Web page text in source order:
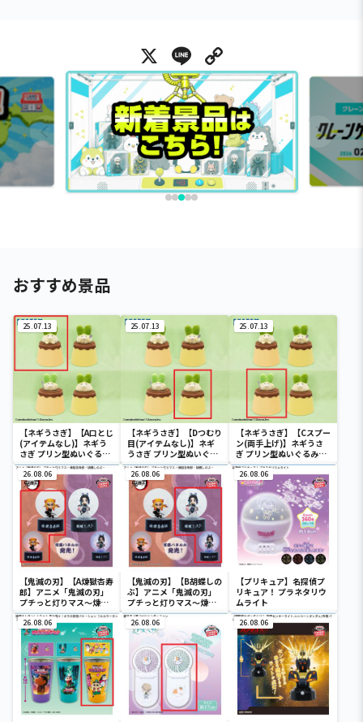
X Line
おすすめ景品
25.07.13
【ネギうさぎ】【A口とじ
(アイテムなし)】ネギう
さぎ プリン型ぬいぐるみ
ポーチ
25.07.13
【ネギうさぎ】【Dつむり
目(アイテムなし)】ネギ
うさぎ プリン型ぬいぐる
みポーチ
25.07.13
【ネギうさぎ】【Cスプー
ン(両手上げ)】ネギうさ
ぎ プリン型ぬいぐるみポ
ーチ
26.08.06
【鬼滅の刃】【A煉獄杏寿
郎】アニメ「鬼滅の刃」
プチっと灯りマス～煉獄
杏寿郎・胡蝶しのぶ～
26.08.06
【鬼滅の刃】【B胡蝶しの
ぶ】アニメ「鬼滅の刃」
プチっと灯りマス～煉獄
杏寿郎・胡蝶しのぶ～
26.08.06
【プリキュア】名探偵プ
リキュア！ プラネタリウ
ムライト
26.08.06 26.08.06 26.08.06